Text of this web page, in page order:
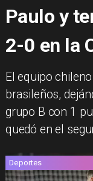
Paulo y
2-0 en la
​El equipo
brasileños,
grupo B con 1
quedó en el
Deportes